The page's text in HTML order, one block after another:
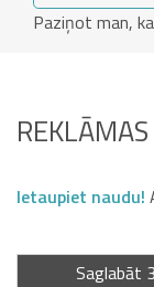
Paziņot man,
Ietaupiet naudu!
Saglabāt